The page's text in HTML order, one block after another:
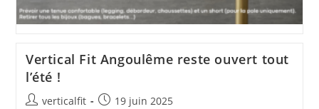
Vertical Fit Angoulême reste ouvert tout
l’été !
Auteur/autrice
verticalfit
Publication
19 juin 2025